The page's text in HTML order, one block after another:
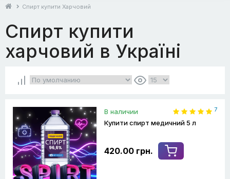
Спирт купити Харчовий
Спирт купити
харчовий в Україні
В наличии 7
Купити спирт медичний 5 л
420.00 грн.